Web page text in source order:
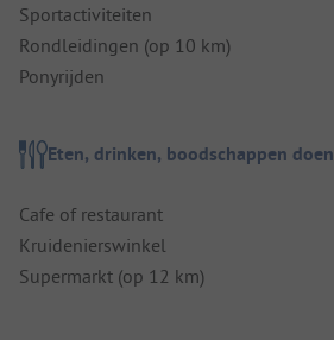
Sportactiviteiten
Rondleidingen (op 10 km)
Ponyrijden
Eten, drinken, boodschappen doen
Cafe of restaurant
Kruidenierswinkel
Supermarkt (op 12 km)